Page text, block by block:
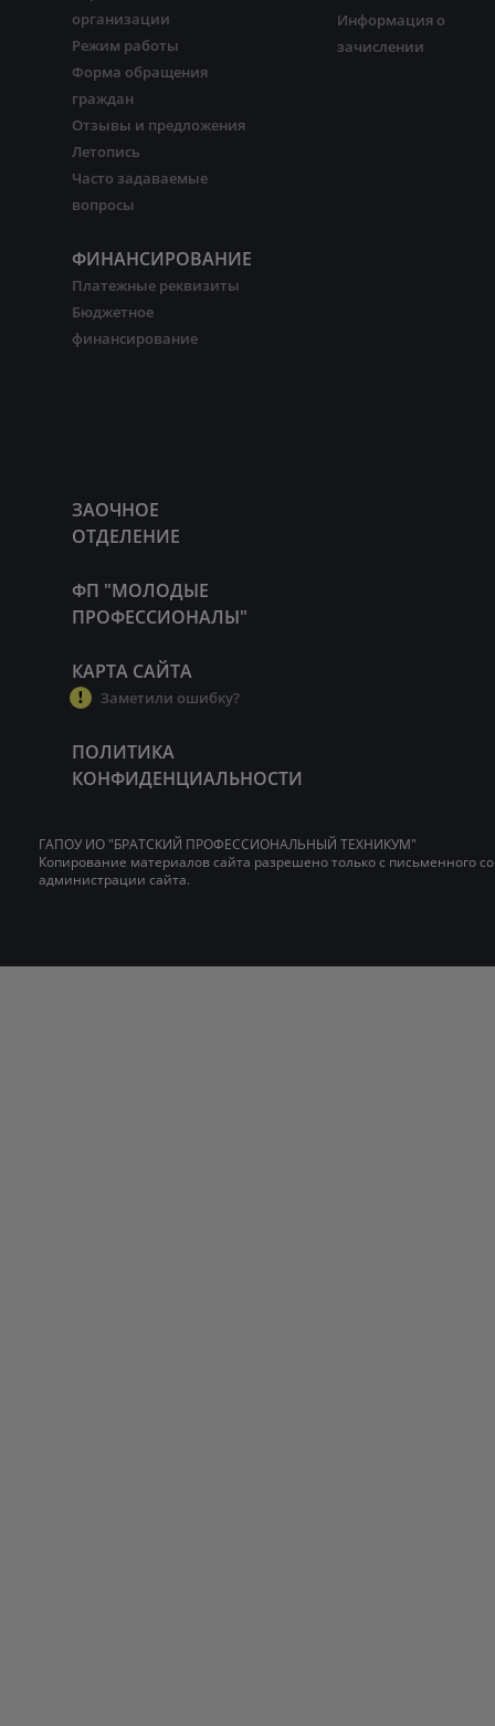
организации
Режим работы
Форма обращения
граждан
Отзывы и предложения
Летопись
Часто задаваемые
вопросы
ФИНАНСИРОВАНИЕ
Платежные реквизиты
Бюджетное
финансирование
Информация о
зачислении
ЗАОЧНОЕ
ОТДЕЛЕНИЕ
ФП "МОЛОДЫЕ
ПРОФЕССИОНАЛЫ"
КАРТА САЙТА
Заметили ошибку?
ПОЛИТИКА
КОНФИДЕНЦИАЛЬНОСТИ
ГАПОУ ИО "БРАТСКИЙ ПРОФЕССИОНАЛЬНЫЙ ТЕХНИКУМ"
Копирование материалов сайта разрешено только с письменного
администрации сайта.